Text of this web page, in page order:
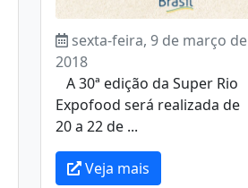
sexta-feira, 9 de março de
2018
A 30ª edição da Super Rio
Expofood será realizada de
20 a 22 de ...
Veja mais